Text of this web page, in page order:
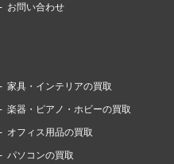
お問い合わせ
家具・インテリアの買取
楽器・ピアノ・ホビーの買取
オフィス用品の買取
パソコンの買取